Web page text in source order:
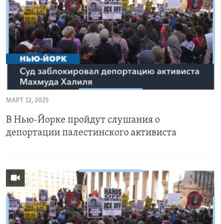
Learning English
СОЦИАЛЬНЫЕ СЕТИ
Языки
МАРТ 12, 2025
В Нью-Йорке пройдут слушания о
депортации палестинского активиста